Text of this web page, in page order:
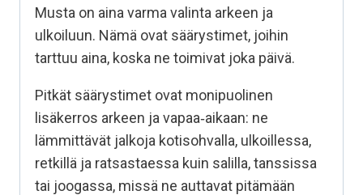
Musta on aina varma valinta arkeen ja
ulkoiluun. Nämä ovat säärystimet, joihin
tarttuu aina, koska ne toimivat joka päivä.
Pitkät säärystimet ovat monipuolinen
lisäkerros arkeen ja vapaa‑aikaan: ne
lämmittävät jalkoja kotisohvalla, ulkoillessa,
retkillä ja ratsastaessa kuin salilla, tanssissa
tai joogassa, missä ne auttavat pitämään